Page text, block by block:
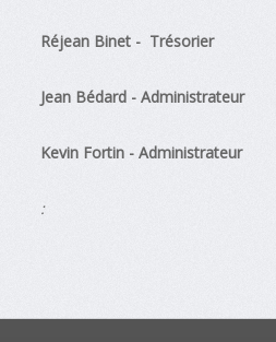
Réjean Binet - Trésorier
Jean Bédard - Administrateur
Kevin Fortin - Administrateur
: